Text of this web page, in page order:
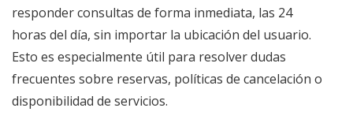
responder consultas de forma inmediata, las 24
horas del día, sin importar la ubicación del usuario.
Esto es especialmente útil para resolver dudas
frecuentes sobre reservas, políticas de cancelación o
disponibilidad de servicios.